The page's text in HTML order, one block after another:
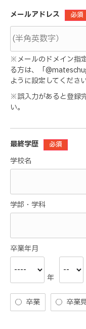
メールアドレス 必須
※メールのドメイン指
る方は、「
ように設定してください
※誤入力があると登録
い。
最終学歴 必須
学校名
学部・学科
卒業年月
年
卒業 卒業